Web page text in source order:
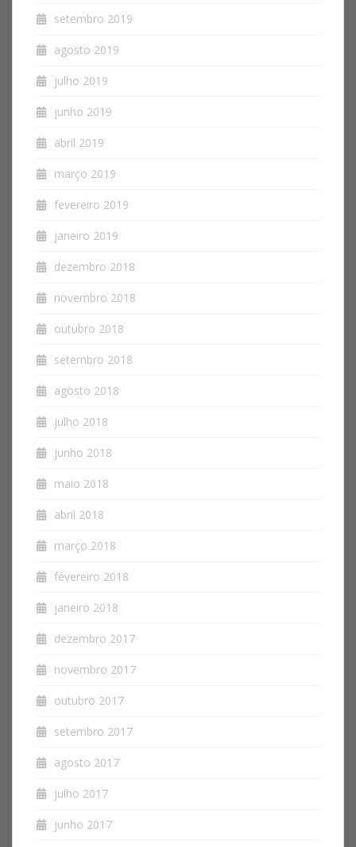
setembro 2019
agosto 2019
julho 2019
junho 2019
abril 2019
março 2019
fevereiro 2019
janeiro 2019
dezembro 2018
novembro 2018
outubro 2018
setembro 2018
agosto 2018
julho 2018
junho 2018
maio 2018
abril 2018
março 2018
fevereiro 2018
janeiro 2018
dezembro 2017
novembro 2017
outubro 2017
setembro 2017
agosto 2017
julho 2017
junho 2017